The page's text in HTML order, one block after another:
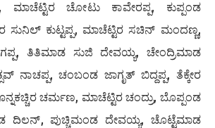
ಮಾಚೆಟ್ಟಿರ ಚೋಟು ಕಾವೇರಪ್ಪ, ಕುಪ್ಪಂಡ
ಸುನಿಲ್ ಕುಟ್ಟಪ್ಪ, ಮಾಚೆಟ್ಟಿರ ಸಚಿನ್ ಮಂದಣ್ಣ,
ತಿತಿಮಾಡ ಸುಜಿ ದೇವಯ್ಯ, ಚೇಂದ್ರಿಮಾಡ
ನಾಚಪ್ಪ, ಚಂಬಂಡ ಜಾಗೃತ್ ಬಿದ್ದಪ್ಪ, ತೆಕ್ಕೇರ
ಚರ್ಮಣ, ಮಾಚೆಟ್ಟಿರ ಚಂದ್ರು, ಬೊಪ್ಪಂಡ
ದಿಲನ್, ಪುಚ್ಚಿಮಂಡ ದೇವಯ್ಯ, ಚೊಟ್ಟೆಮಾಡ